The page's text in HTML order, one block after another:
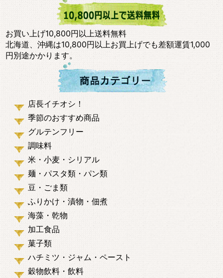
お買い上げ10,800円以上送料無料
北海道、沖縄は10,800円以上お買上げでも差額運賃1,000
円別途かかります。
店長イチオシ！
季節のおすすめ商品
グルテンフリー
調味料
米・小麦・シリアル
麺・パスタ類・パン類
豆・ごま類
ふりかけ・漬物・佃煮
海藻・乾物
加工食品
菓子類
ハチミツ・ジャム・ペースト
穀物飲料・飲料